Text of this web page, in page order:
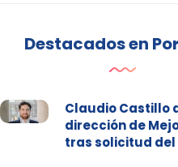
Destacados en
Claudio Castillo
dirección de
tras solicitud del